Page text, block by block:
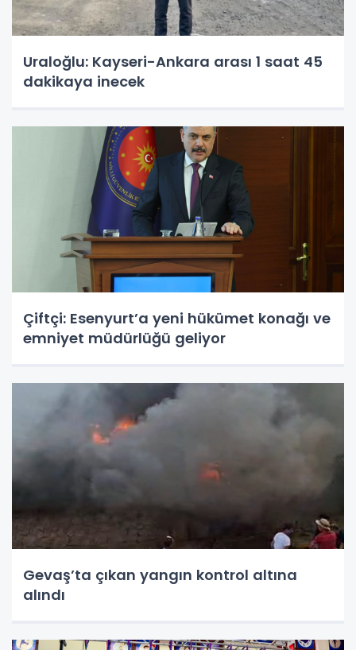
Uraloğlu: Kayseri-Ankara arası 1 saat 45
dakikaya inecek
Çiftçi: Esenyurt’a yeni hükümet konağı ve
emniyet müdürlüğü geliyor
Gevaş’ta çıkan yangın kontrol altına
alındı